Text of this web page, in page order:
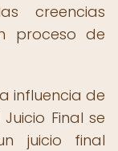
creencias
proceso de
influencia de
Final se
juicio final